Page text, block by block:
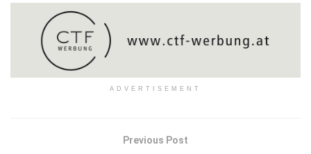
ADVERTISEMENT
Previous Post